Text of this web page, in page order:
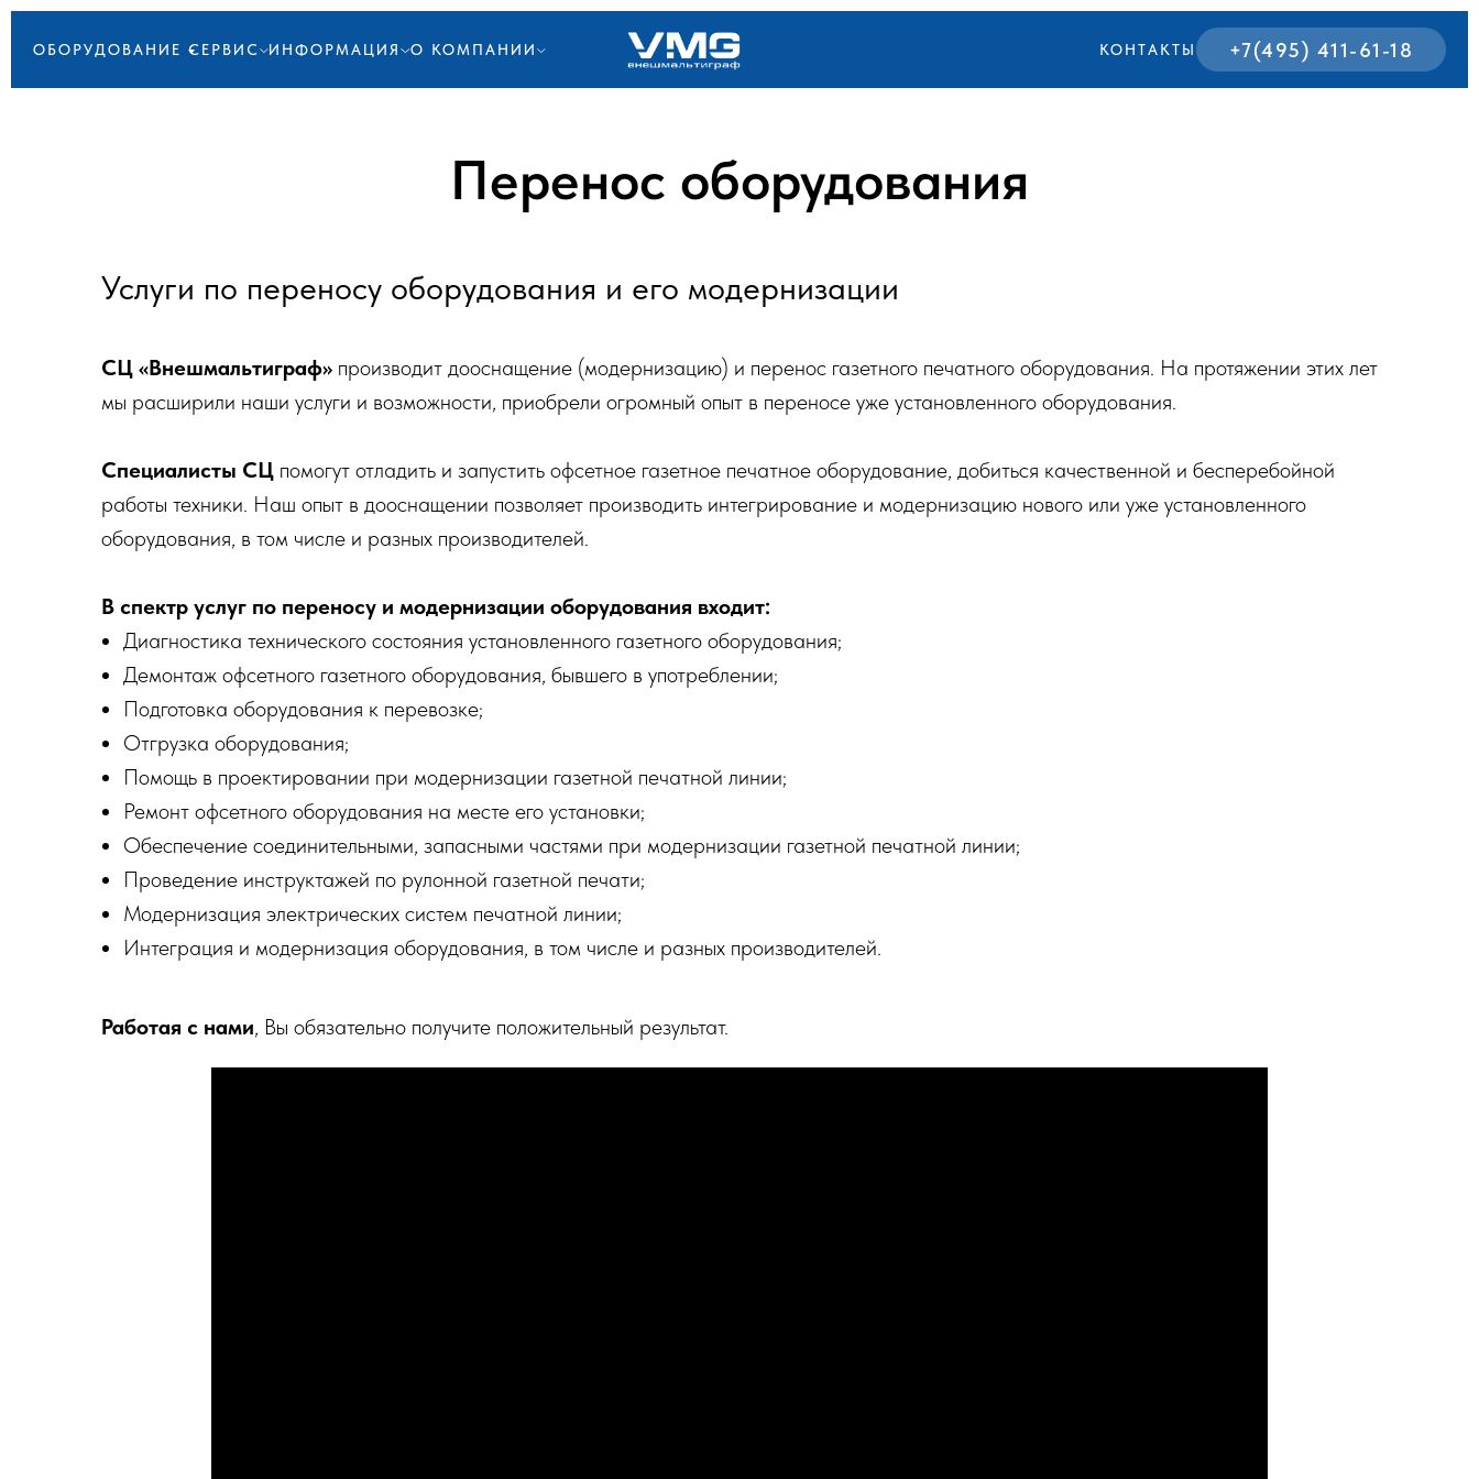
ОБОРУДОВАНИЕ СЕРВИС ИНФОРМАЦИЯ О КОМПАНИИ КОНТАКТЫ +7(495) 411-61-18
Перенос оборудования
Услуги по переносу оборудования и его модернизации
СЦ «Внешмальтиграф» производит дооснащение (модернизацию) и перенос газетного печатного оборудования. На протяжении этих лет
мы расширили наши услуги и возможности, приобрели огромный опыт в переносе уже установленного оборудования.
Специалисты СЦ помогут отладить и запустить офсетное газетное печатное оборудование, добиться качественной и бесперебойной
работы техники. Наш опыт в дооснащении позволяет производить интегрирование и модернизацию нового или уже установленного
оборудования, в том числе и разных производителей.
В спектр услуг по переносу и модернизации оборудования входит:
Диагностика технического состояния установленного газетного оборудования;
Демонтаж офсетного газетного оборудования, бывшего в употреблении;
Подготовка оборудования к перевозке;
Отгрузка оборудования;
Помощь в проектировании при модернизации газетной печатной линии;
Ремонт офсетного оборудования на месте его установки;
Обеспечение соединительными, запасными частями при модернизации газетной печатной линии;
Проведение инструктажей по рулонной газетной печати;
Модернизация электрических систем печатной линии;
Интеграция и модернизация оборудования, в том числе и разных производителей.
Работая с нами, Вы обязательно получите положительный результат.